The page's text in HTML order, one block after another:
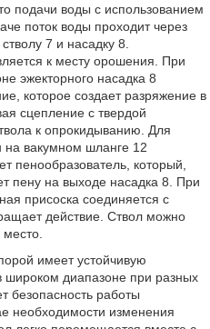
подачи воды с использованием
поток воды проходит через
7 и насадку 8.
к месту орошения. При
эжекторного насадка 8
которое создает разряжение в
сцепление с твердой
к опрокидыванию. Для
на вакумном шланге 12
пенообразователь, который,
пену на выходе насадка 8. При
присоска соединяется с
действие. Ствол можно
имеет устойчивую
широком диапазоне при разных
безопасность работы
необходимости изменения